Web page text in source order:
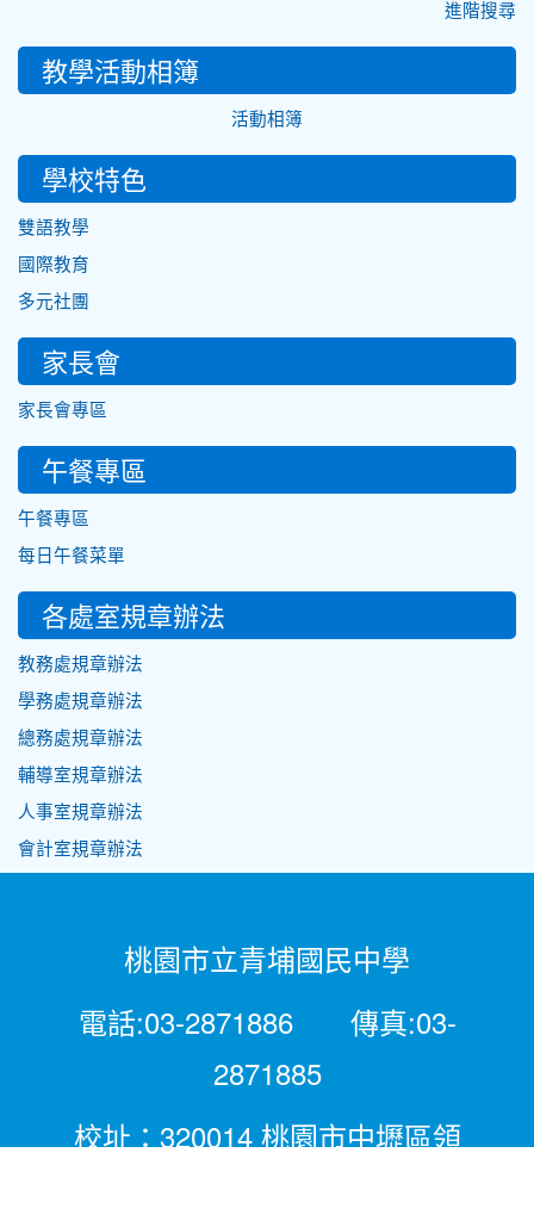
進階搜尋
教學活動相簿
活動相簿
學校特色
雙語教學
國際教育
多元社團
家長會
家長會專區
午餐專區
午餐專區
每日午餐菜單
各處室規章辦法
教務處規章辦法
學務處規章辦法
總務處規章辦法
輔導室規章辦法
人事室規章辦法
會計室規章辦法
桃園市立青埔國民中學
電話:03-2871886 傳真:03-
2871885
校址：320014 桃園市中壢區領